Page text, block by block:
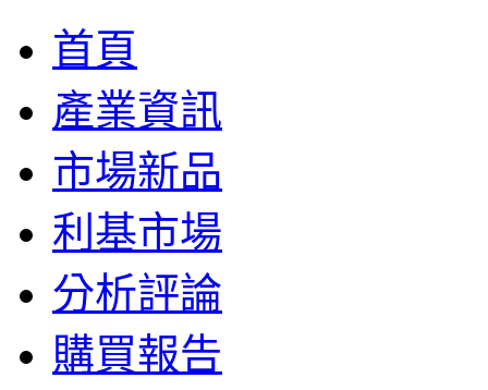
首頁
產業資訊
市場新品
利基市場
分析評論
購買報告